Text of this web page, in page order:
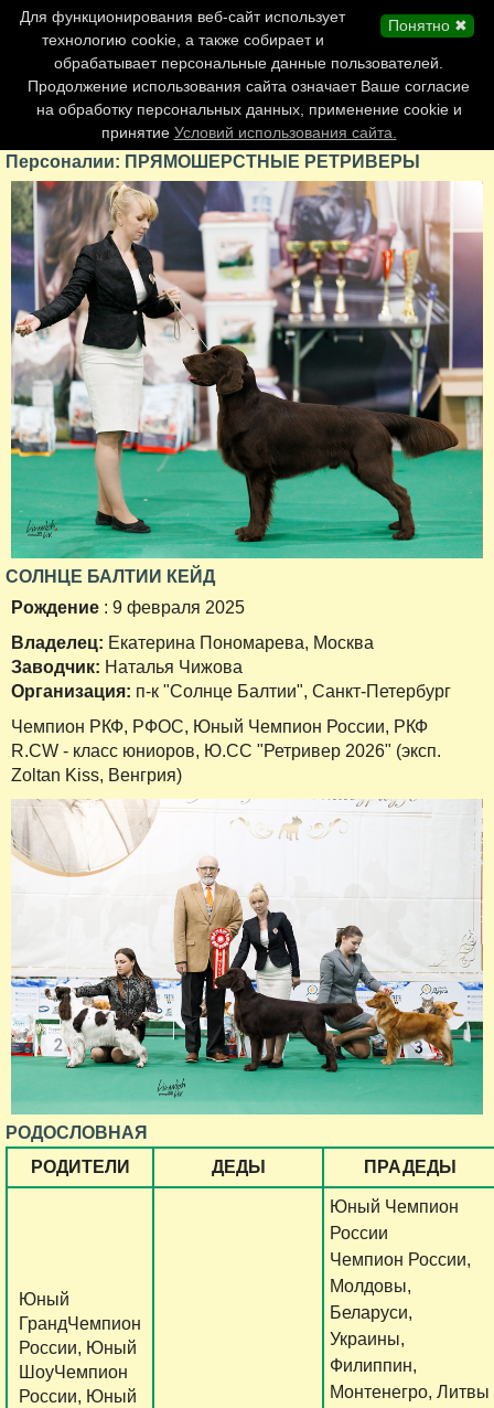
Главная страница
Обновления сайта
Контакты
Персоналии
Форум
Персоналии: ПРЯМОШЕРСТНЫЕ РЕТРИВЕРЫ
СОЛНЦЕ БАЛТИИ КЕЙД
Рождение : 9 февраля 2025
Владелец: Екатерина Пономарева, Москва
Заводчик: Наталья Чижова
Организация: п-к "Солнце Балтии", Санкт-Петербург
Чемпион РКФ, РФОС, Юный Чемпион России, РКФ
R.CW - класс юниоров, Ю.СС "Ретривер 2026" (эксп.
Zoltan Kiss, Венгрия)
РОДОСЛОВНАЯ
РОДИТЕЛИ
ДЕДЫ ПРАДЕДЫ
Юный
ГрандЧемпион
России, Юный
ШоуЧемпион
России, Юный
Юный Чемпион
России
Чемпион России,
Молдовы,
Беларуси,
Украины,
Филиппин,
Монтенегро, Литвы
Понятно ✖
Для функционирования веб-сайт использует
технологию cookie, а также собирает и
обрабатывает персональные данные пользователей.
Продолжение использования сайта означает Ваше согласие
на обработку персональных данных, применение cookie и
принятие Условий использования сайта.